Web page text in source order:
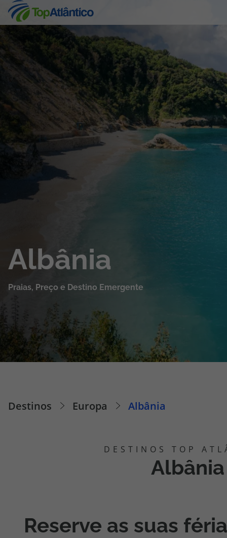
Destinos
Voos
Hotéis
Voos + Hotel
Pacotes de Férias
Disneyland ® Paris
Promoções
Cheque Viagem
Rede de Lojas
Apoio ao cliente em Portugal
Albânia
Praias, Preço e Destino Emergente
Destinos Europa Albânia
Albânia
Reserve as suas